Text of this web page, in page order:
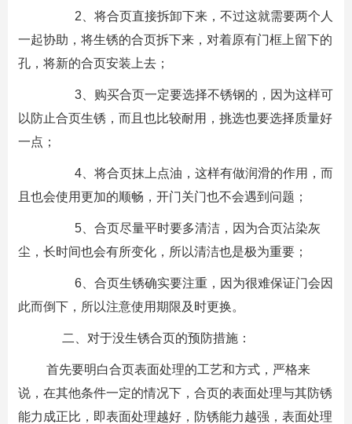
2、将合页直接拆卸下来，不过这就需要两个人
一起协助，将生锈的合页拆下来，对着原有门框上留下的
孔，将新的合页安装上去；
3、购买合页一定要选择不锈钢的，因为这样可
以防止合页生锈，而且也比较耐用，挑选也要选择质量好
一点；
4、将合页抹上点油，这样有做润滑的作用，而
且也会使用更加的顺畅，开门关门也不会遇到问题；
5、合页尽量平时要多清洁，因为合页沾染灰
尘，长时间也会有所变化，所以清洁也是极为重要；
6、合页生锈确实要注重，因为很难保证门会因
此而倒下，所以注意使用期限及时更换。
二、对于没生锈合页的预防措施：
首先要明白合页表面处理的工艺和方式，严格来
说，在其他条件一定的情况下，合页的表面处理与其防锈
能力成正比，即表面处理越好，防锈能力越强，表面处理